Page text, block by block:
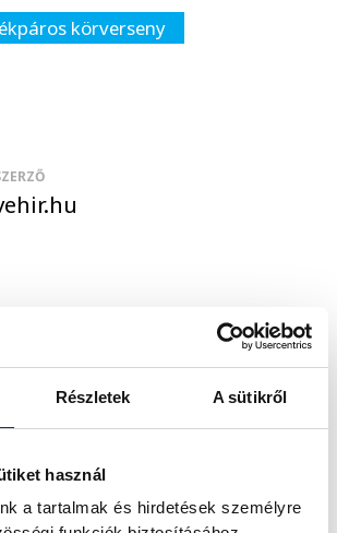
Részletek A sütikről
használ
a tartalmak és hirdetések személyre
körverseny